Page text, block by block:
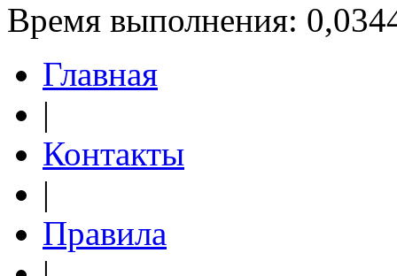
Время выполнения:
Главная
|
Контакты
|
Правила